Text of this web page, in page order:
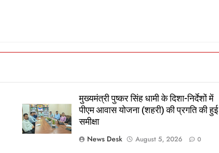
मुख्यमंत्री पुष्कर सिंह धामी के दिशा-निर्देशों में
पीएम आवास योजना (शहरी) की प्रगति की हुई
समीक्षा
News Desk
August 5, 2026 0